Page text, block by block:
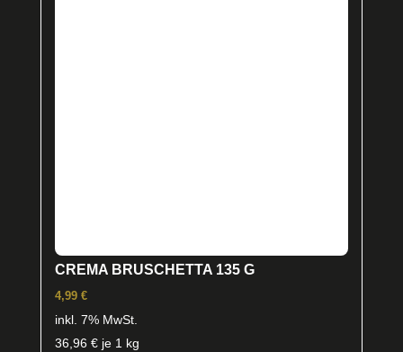
CREMA BRUSCHETTA 135 G
4,99 €
inkl. 7% MwSt.
36,96 €je 1 kg